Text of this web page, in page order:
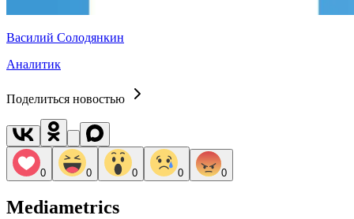
Василий Солодянкин
Аналитик
Поделиться новостью
0 0 0 0 0
Mediametrics